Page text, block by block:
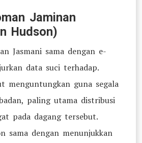
Jaminan
Hudson)
Jasmani sama dengan e-
data suci terhadap.
menguntungkan guna segala
paling utama distribusi
pada dagang tersebut.
sama dengan menunjukkan